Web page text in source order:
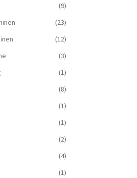
(9)
(23)
(12)
(3)
(1)
(8)
(1)
(1)
(2)
(4)
(1)